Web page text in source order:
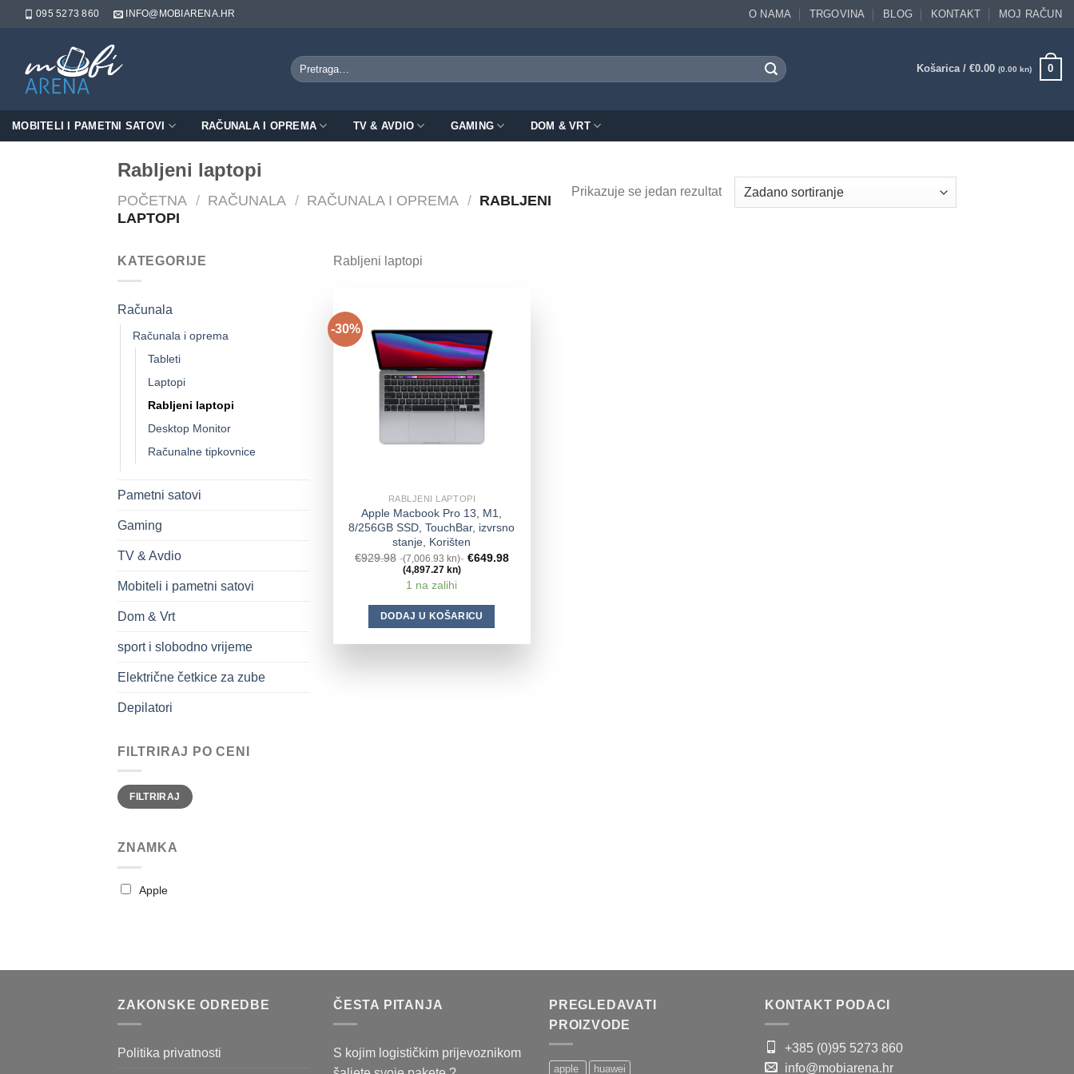
095 5273 860 INFO@MOBIARENA.HR O NAMA TRGOVINA BLOG KONTAKT MOJ RAČUN
Pretraži:
Košarica / €0.00 (0.00 kn) 0
MOBITELI I PAMETNI SATOVI RAČUNALA I OPREMA TV & AVDIO GAMING DOM & VRT
Rabljeni laptopi
POČETNA / RAČUNALA / RAČUNALA I OPREMA / RABLJENI
LAPTOPI
Prikazuje se jedan rezultat
KATEGORIJE
Računala
Računala i oprema
Tableti
Laptopi
Rabljeni laptopi
Desktop Monitor
Računalne tipkovnice
Pametni satovi
Gaming
TV & Avdio
Mobiteli i pametni satovi
Dom & Vrt
sport i slobodno vrijeme
Električne četkice za zube
Depilatori
FILTRIRAJ PO CENI
FILTRIRAJ
ZNAMKA
Apple
Rabljeni laptopi
-30%
RABLJENI LAPTOPI
Apple Macbook Pro 13, M1,
8/256GB SSD, TouchBar, izvrsno
stanje, Korišten
€929.98 (7,006.93 kn) €649.98
(4,897.27 kn)
1 na zalihi
DODAJ U KOŠARICU
ZAKONSKE ODREDBE
Politika privatnosti
ČESTA PITANJA
S kojim logističkim prijevoznikom
PREGLEDAVATI
PROIZVODE
apple huawei
KONTAKT PODACI
+385 (0)95 5273 860
info@mobiarena.hr